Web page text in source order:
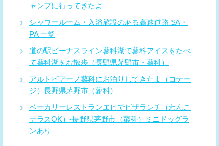
ャンプに行ってきたよ
シャワールーム・入浴施設のある高速道路 SA・
PA 一覧
道の駅ビーナスライン蓼科湖で蓼科アイスをたべ
て蓼科湖をお散歩（長野県茅野市・蓼科）
アルトピアーノ蓼科にお泊りしてきたよ（コテー
ジ）長野県茅野市（蓼科）
ベーカリーレストランエピでピザランチ（わんこ
テラスOK）-長野県茅野市（蓼科）ミニドッグラ
ンあり